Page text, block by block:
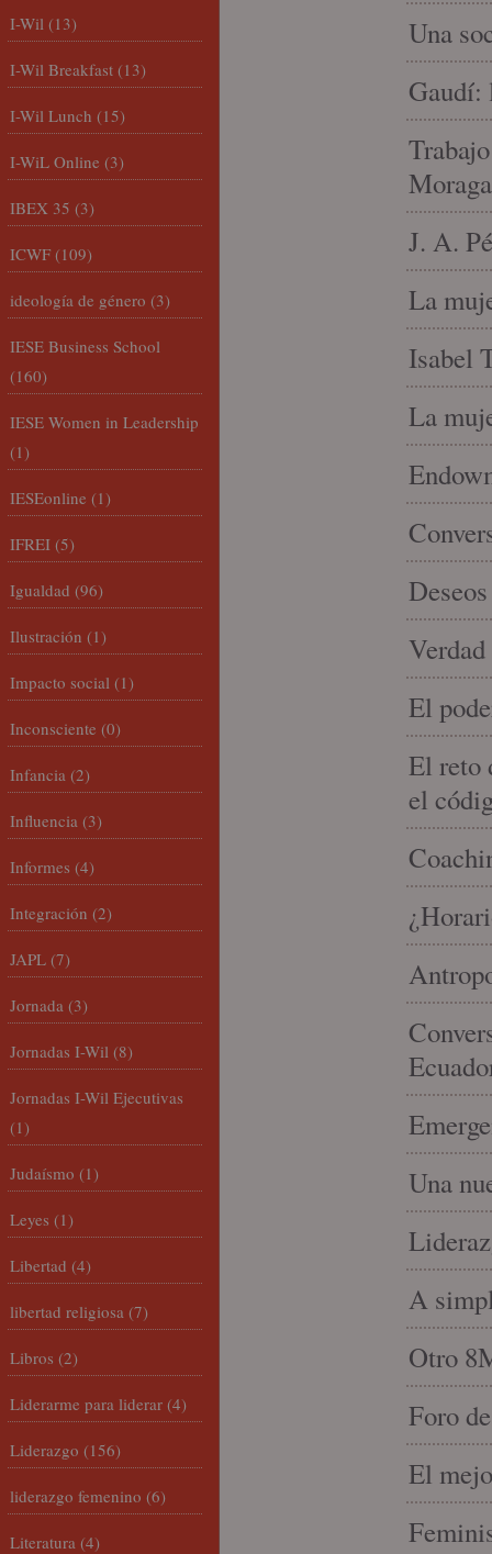
Una
Gaudí:
J. A.
La
Isabel
La
El
El reto
el
Una
A
Otro
Foro
El
I-Wil (13)
I-Wil Breakfast (13)
I-Wil Lunch (15)
I-WiL Online (3)
IBEX 35 (3)
ICWF (109)
ideología de género (3)
IESE Business School
(160)
IESE Women in Leadership
(1)
IESEonline (1)
IFREI (5)
Igualdad (96)
Ilustración (1)
Impacto social (1)
Inconsciente (0)
Infancia (2)
Influencia (3)
Informes (4)
Integración (2)
JAPL (7)
Jornada (3)
Jornadas I-Wil (8)
Jornadas I-Wil Ejecutivas
(1)
Judaísmo (1)
Leyes (1)
Libertad (4)
libertad religiosa (7)
Libros (2)
Liderarme para liderar (4)
Liderazgo (156)
liderazgo femenino (6)
Literatura (4)